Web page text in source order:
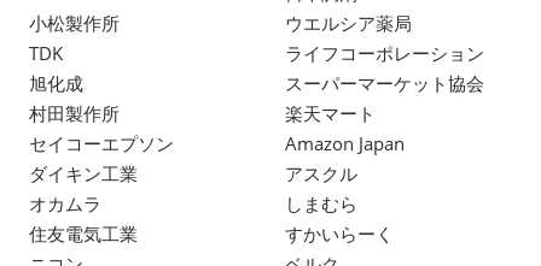
小松製作所
TDK
旭化成
村田製作所
セイコーエプソン
ダイキン工業
オカムラ
住友電気工業
ウエルシア薬局
ライフコーポレーション
スーパーマーケット協会
楽天マート
Amazon Japan
アスクル
しまむら
すかいらーく